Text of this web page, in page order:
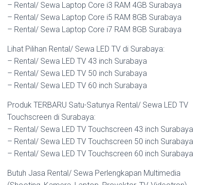
– Rental/ Sewa Laptop Core i3 RAM 4GB Surabaya
– Rental/ Sewa Laptop Core i5 RAM 8GB Surabaya
– Rental/ Sewa Laptop Core i7 RAM 8GB Surabaya
Lihat Pilihan Rental/ Sewa LED TV di Surabaya:
– Rental/ Sewa LED TV 43 inch Surabaya
– Rental/ Sewa LED TV 50 inch Surabaya
– Rental/ Sewa LED TV 60 inch Surabaya
Produk TERBARU Satu-Satunya Rental/ Sewa LED TV
Touchscreen di Surabaya:
– Rental/ Sewa LED TV Touchscreen 43 inch Surabaya
– Rental/ Sewa LED TV Touchscreen 50 inch Surabaya
– Rental/ Sewa LED TV Touchscreen 60 inch Surabaya
Butuh Jasa Rental/ Sewa Perlengkapan Multimedia